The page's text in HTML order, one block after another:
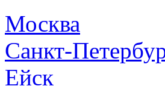
Москва
Санкт-
Ейск